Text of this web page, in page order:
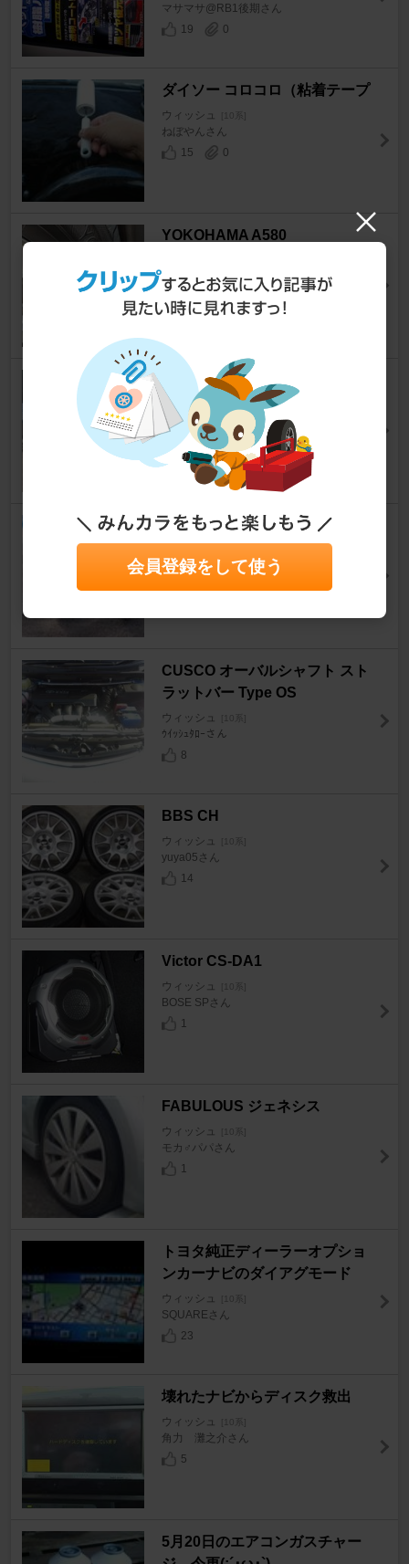
マサマサ@RB1後期さん
19
0
ダイソー コロコロ（粘着テープ
ウィッシュ [10系]
ねぼやんさん
15
0
YOKOHAMA A580
FivePawnsさん
6
DUNLOP SP SPORT MAXX 06
0+ 205/50R17
ウィッシュ [10系]
TETSU184さん
21
トヨタ(純正) シフトレバーノブ
33504-68040-B0
ウィッシュ [10系]
ひらっぴさん
CUSCO オーバルシャフト スト
ラットバー Type OS
ウィッシュ [10系]
ｳｲｯｼｭﾀﾛｰさん
8
BBS CH
ウィッシュ [10系]
yuya05さん
14
Victor CS-DA1
ウィッシュ [10系]
BOSE SPさん
1
FABULOUS ジェネシス
ウィッシュ [10系]
モカ♂パパさん
1
トヨタ純正ディーラーオプショ
ンカーナビのダイアグモード
ウィッシュ [10系]
SQUAREさん
23
壊れたナビからディスク救出
ウィッシュ [10系]
角力 灘之介さん
5
5月20日のエアコンガスチャー
会員登録をして使う